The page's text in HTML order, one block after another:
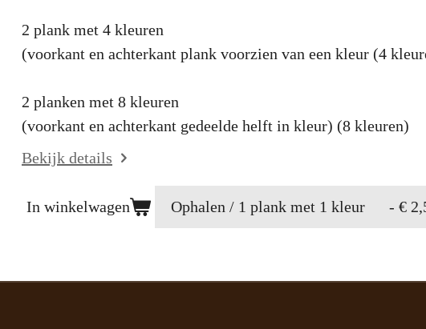
2 plank met 4 kleuren
(voorkant en achterkant plank voorzien van een kleur (4
2 planken met 8 kleuren
(voorkant en achterkant gedeelde helft in kleur) (8 kleuren)
Bekijk details
In winkelwagen